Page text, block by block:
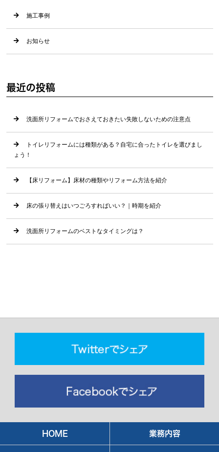
施工事例
お知らせ
最近の投稿
洗面所リフォームでおさえておきたい失敗しないための注意点
トイレリフォームには種類がある？自宅に合ったトイレを選びまし
ょう！
【床リフォーム】床材の種類やリフォーム方法を紹介
床の張り替えはいつごろすればいい？｜時期を紹介
洗面所リフォームのベストなタイミングは？
HOME 業務内容